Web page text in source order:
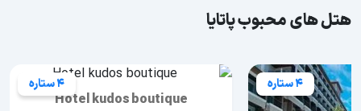
هتل های محبوب پاتایا
4 ستاره 4 ستاره
Hotel kudos boutique